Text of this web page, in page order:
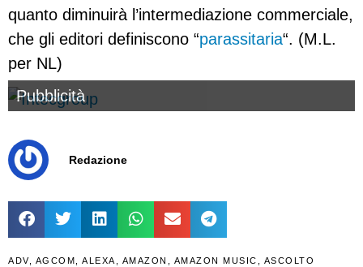
quanto diminuirà l’intermediazione commerciale,
che gli editori definiscono “parassitaria“. (M.L.
per NL)
Pubblicità
Redazione
ADV, AGCOM ALEXA AMAZON AMAZON MUSIC
ASCOLTO